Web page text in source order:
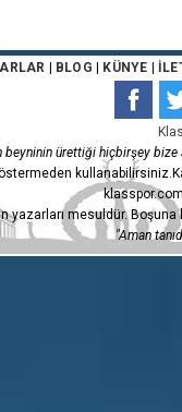
BLOG KÜNYE
beyninin ürettiği hiçbirşey bize
yazarları mesuldür.
"Aman